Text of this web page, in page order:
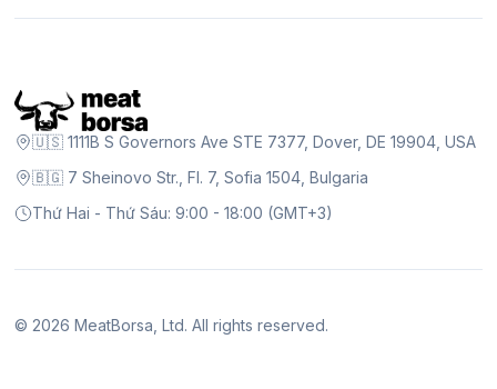
🇺🇸 1111B S Governors Ave STE 7377, Dover, DE 19904, USA
🇧🇬 7 Sheinovo Str., Fl. 7, Sofia 1504, Bulgaria
Thứ Hai - Thứ Sáu: 9:00 - 18:00 (GMT+3)
© 2026 MeatBorsa, Ltd. All rights reserved.